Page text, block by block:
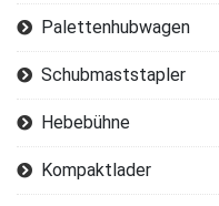
Palettenhubwagen
Schubmaststapler
Hebebühne
Kompaktlader